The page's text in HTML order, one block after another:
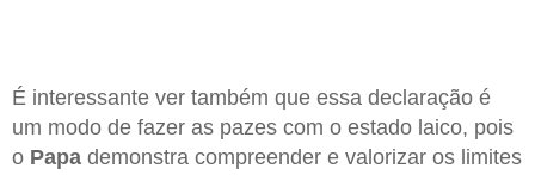
É interessante ver também que essa declaração é
um modo de fazer as pazes com o estado laico, pois
o Papa demonstra compreender e valorizar os limites